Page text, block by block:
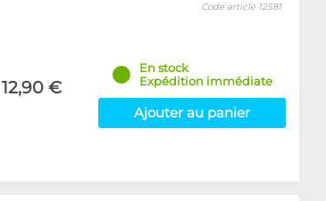
12,90 €
Code article 12581
En stock
Expédition immédiate
Ajouter au panier